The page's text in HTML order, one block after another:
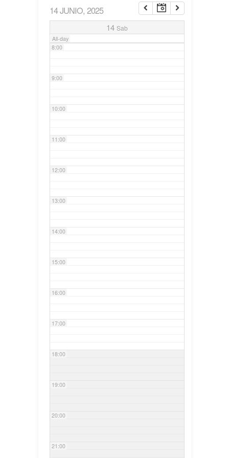
14 JUNIO, 2025
14 Sab
All-day
7:00
8:00
9:00
10:00
11:00
12:00
13:00
14:00
15:00
16:00
17:00
18:00
19:00
20:00
21:00